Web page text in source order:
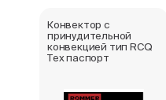
Конвектор с
принудительной
конвекцией тип RCQ
Тех паспорт